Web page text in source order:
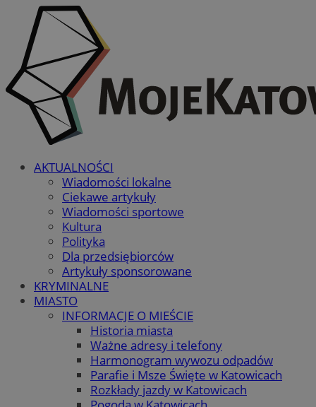
AKTUALNOŚCI
Wiadomości lokalne
Ciekawe artykuły
Wiadomości sportowe
Kultura
Polityka
Dla przedsiębiorców
Artykuły sponsorowane
KRYMINALNE
MIASTO
INFORMACJE O MIEŚCIE
Historia miasta
Ważne adresy i telefony
Harmonogram wywozu odpadów
Parafie i Msze Święte w Katowicach
Rozkłady jazdy w Katowicach